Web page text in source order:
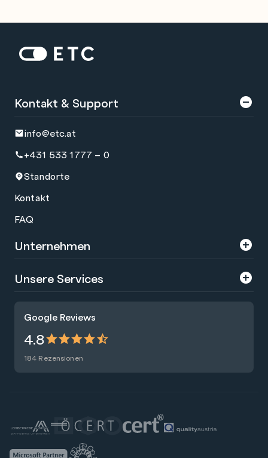
Startseite: ETC
Google Reviews
4.8
184 Rezensionen
Kontakt & Support
info@etc.at
+431 533 1777 – 0
Standorte
Kontakt
FAQ
Unternehmen
Über uns
Presse
Nachhaltigkeit
Blog
Unsere Services
Zertifizierungen
Raummiete